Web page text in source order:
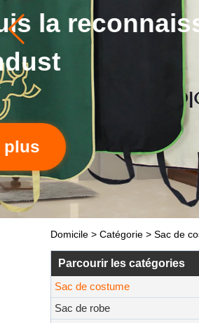
Domicile > Catégorie > Sac de
Parcourir les catégories
Sac de costume
Sac de robe